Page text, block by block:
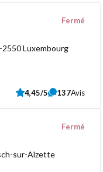
2550 Luxembourg
Fermé
4,45/5 137Avis
sur-Alzette
Fermé